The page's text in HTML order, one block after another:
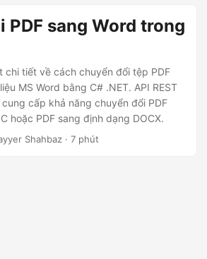
PDF sang Word trong
chi tiết về cách chuyển đổi tệp PDF
MS Word bằng C# .NET. API REST
cấp khả năng chuyển đổi PDF
hoặc PDF sang định dạng DOCX.
Shahbaz · 7 phút